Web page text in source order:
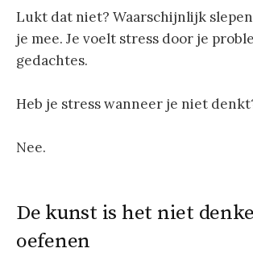
Lukt dat niet? Waarschijnlijk
je mee. Je voelt stress door je
gedachtes.
Heb je stress wanneer je niet
Nee.
De kunst is het niet
oefenen